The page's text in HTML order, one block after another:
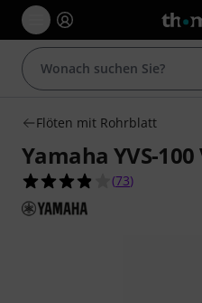
Flöten mit Rohrblatt
Yamaha YVS-
3.8 von 5
(73)